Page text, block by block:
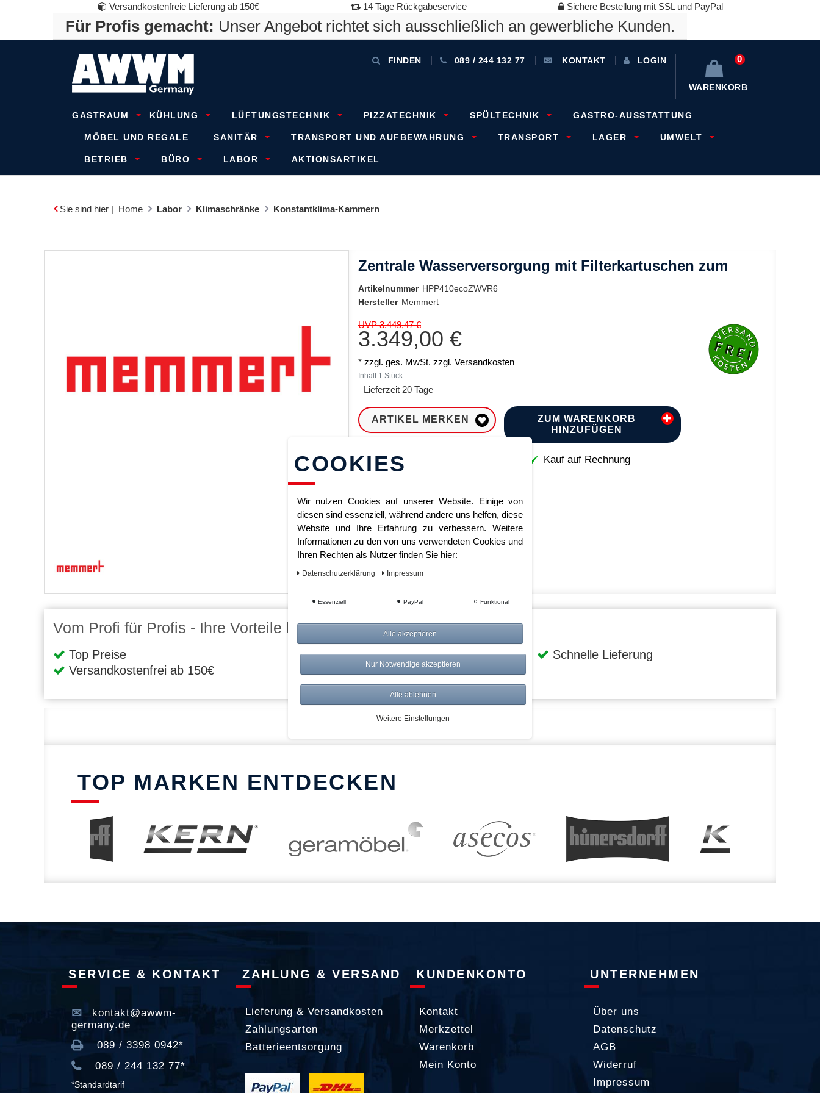
Versandkostenfreie Lieferung ab 150€ 14 Tage Rückgabeservice Sichere Bestellung mit SSL und PayPal
Für Profis gemacht: Unser Angebot richtet sich ausschließlich an gewerbliche Kunden.
FINDEN 089 / 244 132 77 KONTAKT LOGIN 0
WARENKORB
GASTRAUM KÜHLUNG LÜFTUNGSTECHNIK PIZZATECHNIK SPÜLTECHNIK GASTRO-AUSSTATTUNG
MÖBEL UND REGALE SANITÄR TRANSPORT UND AUFBEWAHRUNG TRANSPORT LAGER UMWELT
BETRIEB BÜRO LABOR AKTIONSARTIKEL
Sie sind hier | Home Labor Klimaschränke Konstantklima-Kammern
Zentrale Wasserversorgung mit Filterkartuschen zum
Artikelnummer HPP410ecoZWVR6
Hersteller Memmert
UVP 3.449,47 €
3.349,00 €
* zzgl. ges. MwSt. zzgl. Versandkosten
Inhalt 1 Stück
Lieferzeit 20 Tage
ARTIKEL MERKEN
ZUM WARENKORB
HINZUFÜGEN
Sofort lieferbar Kauf auf Rechnung
Vom Profi für Profis - Ihre Vorteile bei AWWM:
Top Preise
Versandkostenfrei ab 150€
Risikolos: 14 Tage Rückgabe
Über 20.000 Artikel
Schnelle Lieferung
TOP MARKEN ENTDECKEN
SERVICE & KONTAKT
kontakt@awwm-
germany.de
089 / 3398 0942*
089 / 244 132 77*
*Standardtarif
ZAHLUNG & VERSAND
Lieferung & Versandkosten
Zahlungsarten
Batterieentsorgung
KUNDENKONTO
Kontakt
Merkzettel
Warenkorb
Mein Konto
UNTERNEHMEN
Über uns
Datenschutz
AGB
Widerruf
Impressum
COOKIES
Wir nutzen Cookies auf unserer Website. Einige von
diesen sind essenziell, während andere uns helfen, diese
Website und Ihre Erfahrung zu verbessern. Weitere
Informationen zu den von uns verwendeten Cookies und
Ihren Rechten als Nutzer finden Sie hier:
Daten­schutz­erklärung Impressum
Essenziell PayPal Funktional
Alle akzeptieren
Nur Notwendige akzeptieren
Alle ablehnen
Weitere Einstellungen